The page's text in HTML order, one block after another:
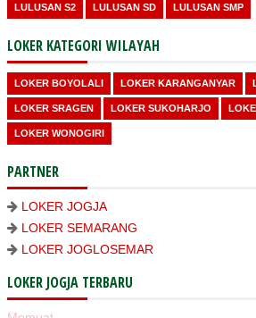
LULUSAN S2 LULUSAN SD LULUSAN SMP
LOKER KATEGORI WILAYAH
LOKER BOYOLALI LOKER KARANGANYAR
LOKER SRAGEN LOKER SUKOHARJO
LOKER WONOGIRI
PARTNER
LOKER JOGJA
LOKER SEMARANG
LOKER JOGLOSEMAR
LOKER JOGJA TERBARU